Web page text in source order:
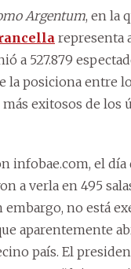
Argentum, en la
representa
a 527.879
la posiciona entre
exitosos de los
infobae.com, el día
a verla en 495
embargo, no está
aparentemente
país. El